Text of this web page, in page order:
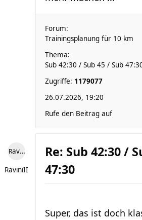
Forum:
Trainingsplanung für 10 km
Thema:
Sub 42:30 / Sub 45 / Sub
Zugriffe: 1179077
26.07.2026, 19:20
Rufe den Beitrag auf
RaviniII
RaviniII
Re: Sub 42:30 /
47:30
Super, das ist doch